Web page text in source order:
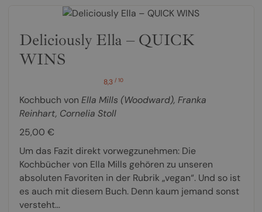
Deliciously Ella – QUICK
WINS
8,3/ 10
Kochbuch von Ella Mills (Woodward), Franka
Reinhart, Cornelia Stoll
25,00 €
Um das Fazit direkt vorwegzunehmen: Die
Kochbücher von Ella Mills gehören zu unseren
absoluten Favoriten in der Rubrik „vegan“. Und so ist
es auch mit diesem Buch. Denn kaum jemand sonst
versteht...